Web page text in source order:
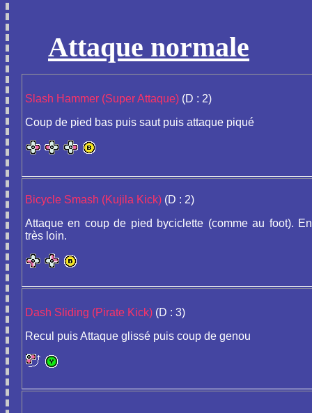
Attaque normale
Slash Hammer (Super Attaque) (D : 2)
Coup de pied bas puis saut puis attaque piqué
Bicycle Smash (Kujila Kick) (D : 2)
Attaque en coup de pied byciclette (comme au foot).
très loin.
Dash Sliding (Pirate Kick) (D : 3)
Recul puis Attaque glissé puis coup de genou